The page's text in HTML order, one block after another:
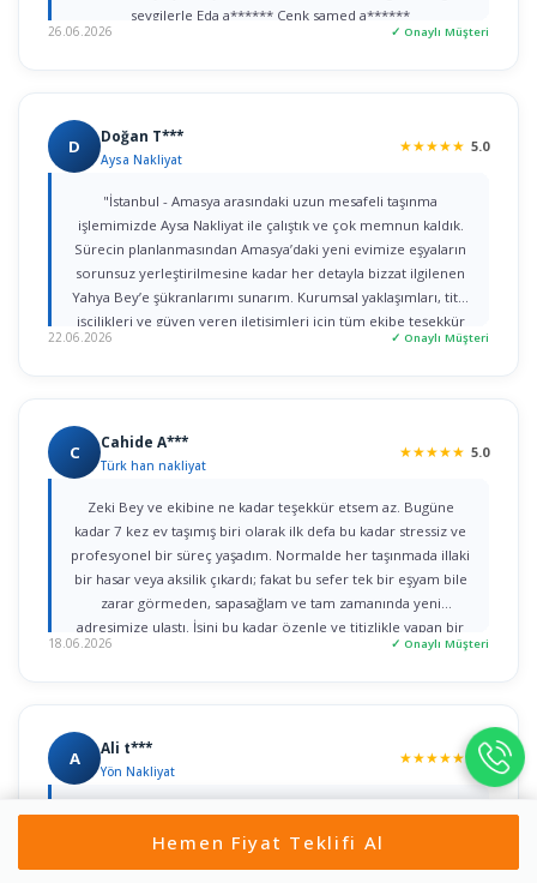
sevgilerle Eda a****** Cenk samed a******
26.06.2026 ✓ Onaylı Müşteri
D Doğan T***
Aysa Nakliyat
★★★★★ 5.0
"İstanbul - Amasya arasındaki uzun mesafeli taşınma
işlemimizde Aysa Nakliyat ile çalıştık ve çok memnun kaldık.
Sürecin planlanmasından Amasya’daki yeni evimize eşyaların
sorunsuz yerleştirilmesine kadar her detayla bizzat ilgilenen
Yahya Bey’e şükranlarımı sunarım. Kurumsal yaklaşımları, titiz
işçilikleri ve güven veren iletişimleri için tüm ekibe teşekkür
22.06.2026 ✓ Onaylı Müşteri
C Cahide A***
Türk han nakliyat
★★★★★ 5.0
Zeki Bey ve ekibine ne kadar teşekkür etsem az. Bugüne
kadar 7 kez ev taşımış biri olarak ilk defa bu kadar stressiz ve
profesyonel bir süreç yaşadım. Normalde her taşınmada illaki
bir hasar veya aksilik çıkardı; fakat bu sefer tek bir eşyam bile
zarar görmeden, sapasağlam ve tam zamanında yeni
adresimize ulaştı. İşini bu kadar özenle ve titizlikle yapan bir
firmaya rastlamak gerçekten büyük şans. Herkese gönül
18.06.2026 ✓ Onaylı Müşteri
A Ali t***
Yön Nakliyat
★★★★★ 5.0
Nurullah bey ile ilk iletişime geçtiğim dakikadan itibaren, ilgi
ve alâka dan dolayı kendilerine teşekkür ediyorum. bir taşıma
Hemen Fiyat Teklifi Al